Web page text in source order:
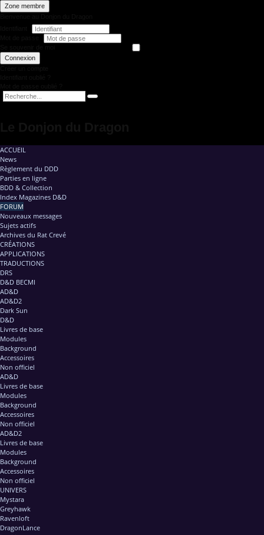
Zone membre
Connexion
ACCUEIL
News
Règlement du DDD
Parties en ligne
BDD & Collection
Index Magazines D&D
FORUM
Nouveaux messages
Sujets actifs
Archives du Rat Crevé
CRÉATIONS
APPLICATIONS
TRADUCTIONS
DRS
D&D BECMI
AD&D
AD&D2
Dark Sun
D&D
Livres de base
Modules
Background
Accessoires
Non officiel
AD&D
Livres de base
Modules
Background
Accessoires
Non officiel
AD&D2
Livres de base
Modules
Background
Accessoires
Non officiel
UNIVERS
Mystara
Greyhawk
Ravenloft
DragonLance